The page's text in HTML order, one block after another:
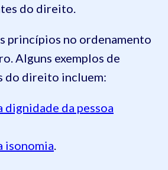
do direito.
princípios no ordenamento
Alguns exemplos de
do direito incluem:
dignidade da pessoa
isonomia